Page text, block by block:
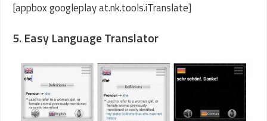
[appbox googleplay at.nk.tools.iTranslate]
5. Easy Language Translator